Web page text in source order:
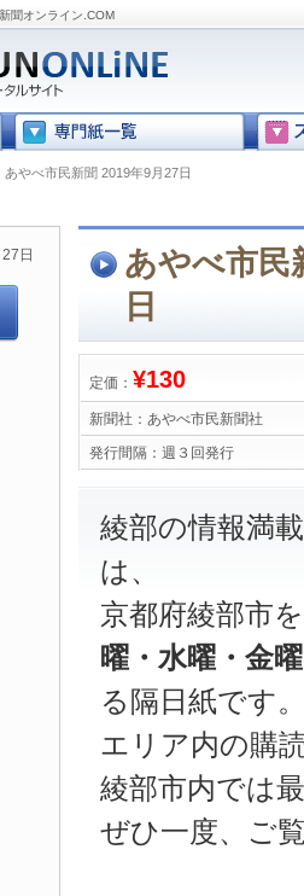
聞オンライン.COM
あやべ市民新聞 2019年9月27日
あやべ市民
日
定価： ¥130
新聞社： あやべ市民新聞社
発行間隔： 週３回発行
綾部の情報
は、
京都府綾部市
曜・水曜・金
る隔日紙です
エリア内の購
綾部市内では
ぜひ一度、ご